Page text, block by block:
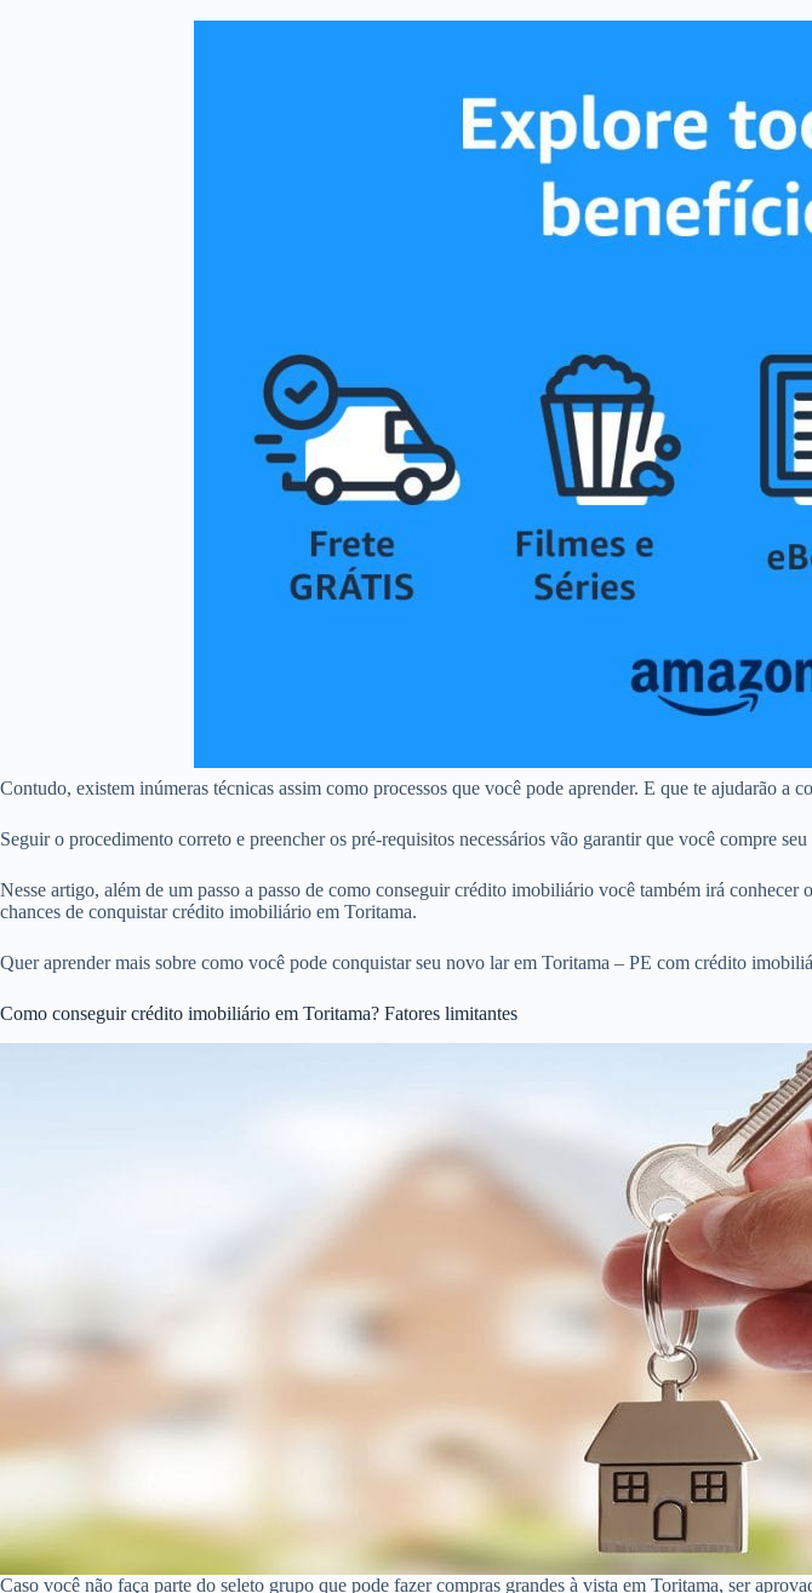
Contudo, existem inúmeras técnicas assim como processos que você pode aprender. E que te ajudarão
Seguir o procedimento correto e preencher os pré-requisitos necessários vão garantir que você compre
Nesse artigo, além de um passo a passo de como conseguir crédito imobiliário você também irá
chances de conquistar crédito imobiliário em Toritama.
Quer aprender mais sobre como você pode conquistar seu novo lar em Toritama – PE com crédito
Como conseguir crédito imobiliário em Toritama? Fatores limitantes
Caso você não faça parte do seleto grupo que pode fazer compras grandes à vista em Toritama, ser